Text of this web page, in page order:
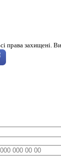
захищені.